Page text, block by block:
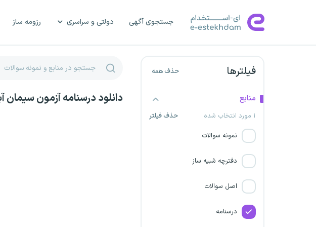
جستجوی آگهی دولتی و سراسری رزومه ساز
فیلترها حذف همه
منابع
۱ مورد انتخاب شده
حذف فیلتر
نمونه سوالات
دفترچه شبیه ساز
اصل سوالات
درسنامه
رضوی
نیروی برق حرارتی
خراسان رضوی
دانلود درسنامه آزمون سیمان